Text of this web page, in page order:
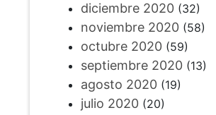
diciembre 2020(32)
noviembre 2020(58)
octubre 2020(59)
septiembre 2020(13)
agosto 2020(19)
julio 2020(20)